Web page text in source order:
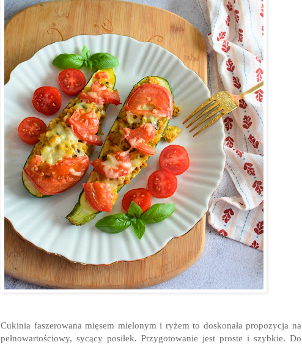
Cukinia faszerowana mięsem mielonym i ryżem to doskonała propozycja na
pełnowartościowy, sycący posiłek. Przygotowanie jest proste i szybkie. Do